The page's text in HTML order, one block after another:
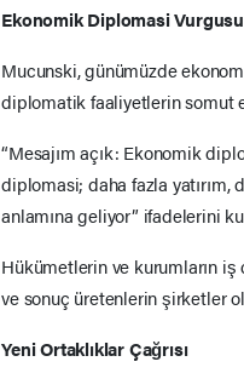
Ekonomik Diplomasi Vurgusu
Mucunski, günümüzde
diplomatik faaliyetlerin somut
“Mesajım açık: Ekonomik
diplomasi; daha fazla
anlamına geliyor” ifadelerini
Hükümetlerin ve kurumların iş
ve sonuç üretenlerin şirketler
Yeni Ortaklıklar Çağrısı